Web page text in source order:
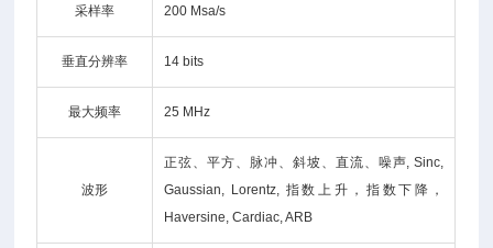
采样率 200 Msa/s
垂直分辨率 14 bits
最大频率 25 MHz
波形
正弦、平方、脉冲、斜坡、直流、噪声, Sinc,
Gaussian, Lorentz, 指数上升，指数下降，
Haversine, Cardiac, ARB